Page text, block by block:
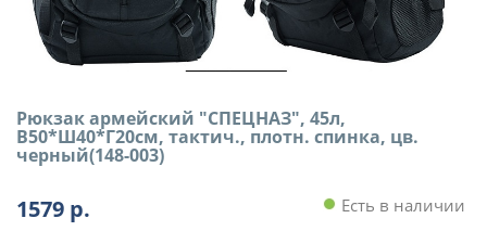
Рюкзак армейский "СПЕЦНАЗ", 45л,
В50*Ш40*Г20см, тактич., плотн. спинка, цв.
черный(148-003)
1579 р. Есть в наличии